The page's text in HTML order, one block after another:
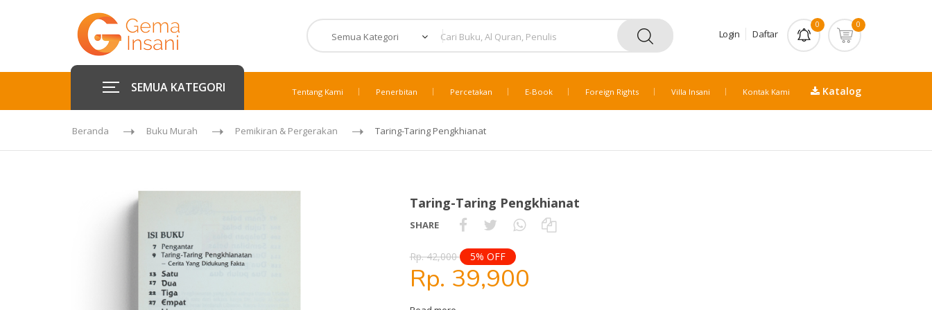
Login Daftar
0 0
SEMUA KATEGORI Tentang Kami Penerbitan Percetakan E-Book Foreign Rights Villa Insani Kontak Kami Katalog
Beranda Buku Murah Pemikiran & Pergerakan Taring-Taring Pengkhianat
Taring-Taring Pengkhianat
SHARE
Rp. 42,000 5% OFF
Rp. 39,900